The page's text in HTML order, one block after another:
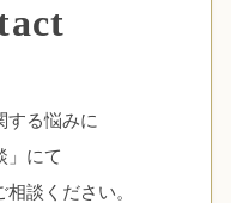
する悩みに
」にて
談ください。